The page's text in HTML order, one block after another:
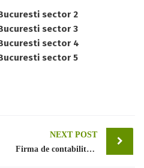
sector 2
sector 3
sector 4
sector 5
NEXT POST
Firma de contabilitate Bucuresti sector 2